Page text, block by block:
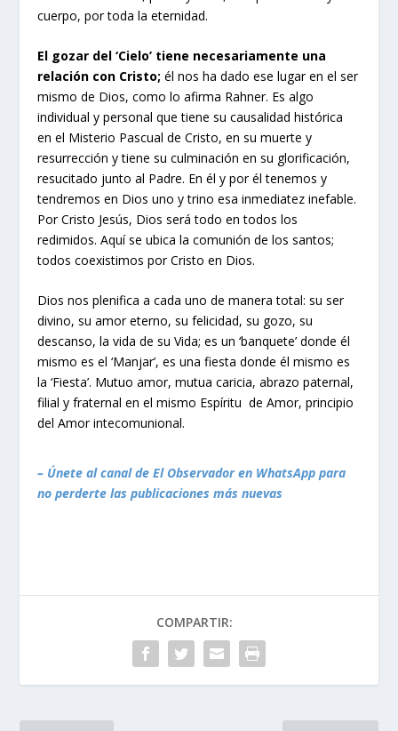
cuerpo, por toda la eternidad.
El gozar del ‘Cielo’ tiene necesariamente una
relación con Cristo; él nos ha dado ese lugar en el ser
mismo de Dios, como lo afirma Rahner. Es algo
individual y personal que tiene su causalidad histórica
en el Misterio Pascual de Cristo, en su muerte y
resurrección y tiene su culminación en su glorificación,
resucitado junto al Padre. En él y por él tenemos y
tendremos en Dios uno y trino esa inmediatez inefable.
Por Cristo Jesús, Dios será todo en todos los
redimidos. Aquí se ubica la comunión de los santos;
todos coexistimos por Cristo en Dios.
Dios nos plenifica a cada uno de manera total: su ser
divino, su amor eterno, su felicidad, su gozo, su
descanso, la vida de su Vida; es un ‘banquete’ donde él
mismo es el ‘Manjar’, es una fiesta donde él mismo es
la ‘Fiesta’. Mutuo amor, mutua caricia, abrazo paternal,
filial y fraternal en el mismo Espíritu de Amor, principio
del Amor intecomunional.
– Únete al canal de El Observador en WhatsApp para
no perderte las publicaciones más nuevas
COMPARTIR: